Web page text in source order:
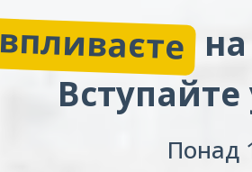
впливаєте на
Понад